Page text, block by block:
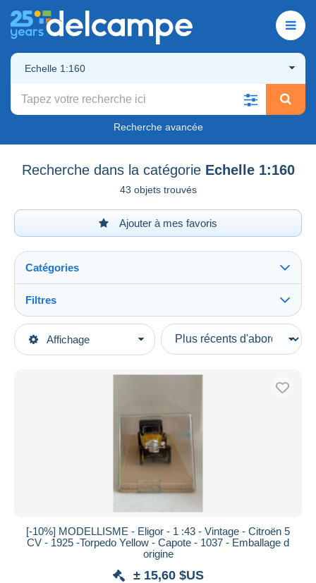
Echelle 1:160
Recherche avancée
Recherche dans la catégorie Echelle 1:160
43 objets trouvés
Ajouter à mes favoris
Affichage
Catégories
Catégories principales
Filtres
Types de vente
En cours
Enchères sans offres
Maisons de vente
depuis
jours
[-10%] MODELLISME - Eligor - 1 :43 - Vintage - Citroën 5
CV - 1925 -Torpedo Yellow - Capote - 1037 - Emballage d
origine
± 15,60 $US